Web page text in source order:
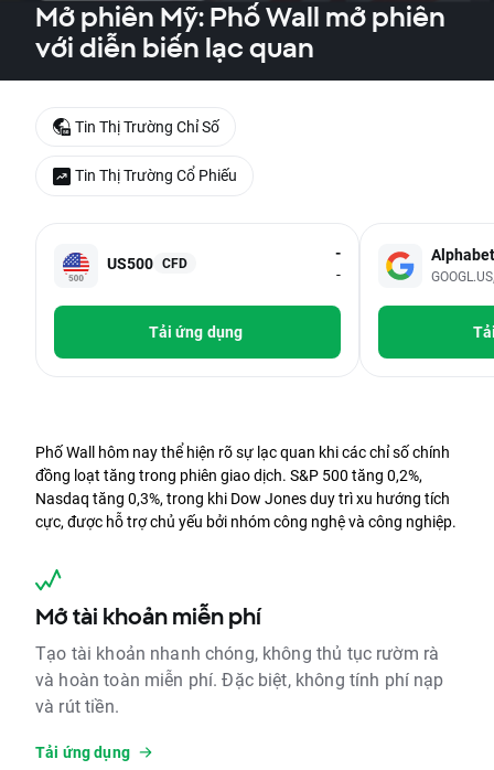
Mở phiên Mỹ: Phố Wall mở phiên
với diễn biến lạc quan
US500 CFD
-
-
Tải ứng dụng
Alphabet
Phố Wall hôm nay thể hiện rõ sự lạc quan khi các chỉ số chính
đồng loạt tăng trong phiên giao dịch. S&P 500 tăng 0,2%,
Nasdaq tăng 0,3%, trong khi Dow Jones duy trì xu hướng tích
cực, được hỗ trợ chủ yếu bởi nhóm công nghệ và công nghiệp.
Mở tài khoản miễn phí
Tạo tài khoản nhanh chóng, không thủ tục rườm rà
và hoàn toàn miễn phí. Đặc biệt, không tính phí nạp
và rút tiền.
Tải ứng dụng
Tin Thị Trường Chỉ Số
Tin Thị Trường Cổ Phiếu